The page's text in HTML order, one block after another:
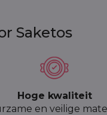
Saketos
Hoge kwaliteit
en veilige